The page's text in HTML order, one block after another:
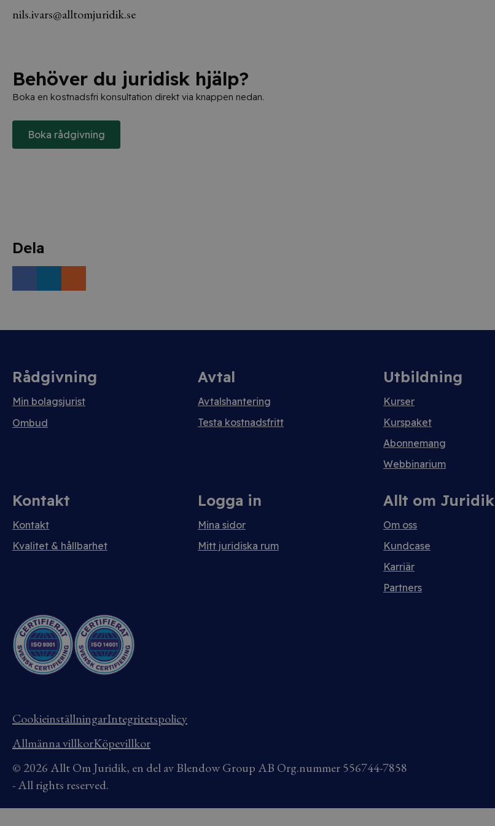
nils.ivars@alltomjuridik.se
Behöver du juridisk hjälp?
Boka en kostnadsfri konsultation direkt via knappen nedan.
Boka rådgivning
Dela
Rådgivning
Min bolagsjurist
Ombud
Avtal
Avtalshantering
Testa kostnadsfritt
Utbildning
Kurser
Kurspaket
Abonnemang
Webbinarium
Kontakt
Kontakt
Kvalitet & hållbarhet
Logga in
Mina sidor
Mitt juridiska rum
Allt om Juridik
Om oss
Kundcase
Karriär
Partners
CookieinställningarIntegritetspolicy
Allmänna villkorKöpevillkor
© 2026 Allt Om Juridik, en del av Blendow Group AB Org.nummer 556744-7858
- All rights reserved.